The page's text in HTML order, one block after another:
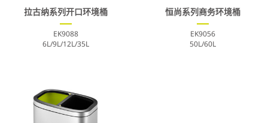
拉古纳系列开口环境桶
EK9088
6L/9L/12L/35L
恒尚系列商务环境桶
EK9056
50L/60L